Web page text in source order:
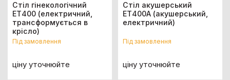
Стіл гінекологічний
ЕТ400 (електричний,
трансформується в
крісло)
Під замовлення
ціну уточнюйте
Стіл акушерський
ЕТ400А (акушерський,
електричний)
Під замовлення
ціну уточнюйте